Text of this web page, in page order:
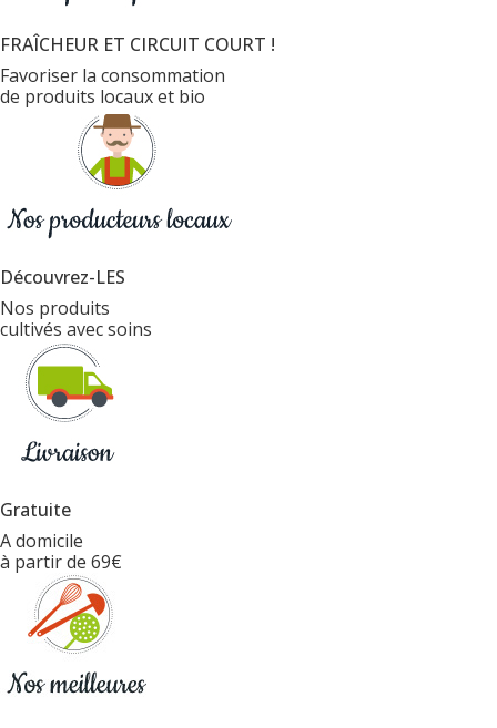
FRAÎCHEUR ET CIRCUIT COURT !
Favoriser la consommation
de produits locaux et bio
Découvrez-LES
Nos produits
cultivés avec soins
Gratuite
A domicile
à partir de 69€